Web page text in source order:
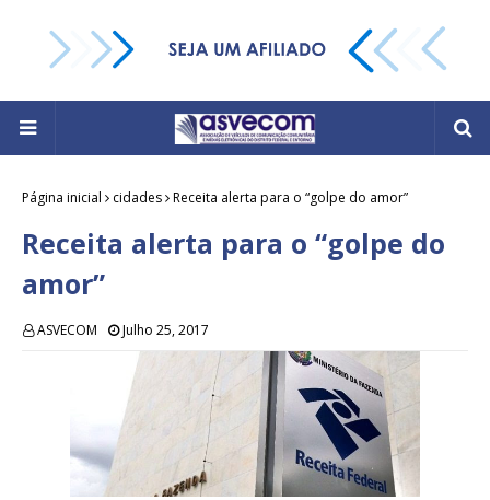
Página inicial cidades Receita alerta para o “golpe do amor”
Receita alerta para o “golpe do
amor”
ASVECOM Julho 25, 2017